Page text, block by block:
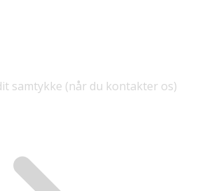
samtykke (når du kontakter os)